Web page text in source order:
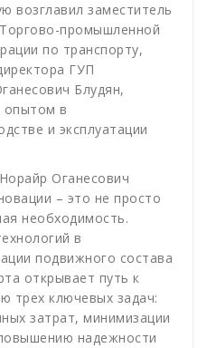
возглавил заместитель
промышленной
по транспорту,
ГУП
Блудян,
опытом в
и эксплуатации
Оганесович
– это не просто
необходимость.
в
подвижного состава
открывает путь к
трех ключевых задач:
затрат, минимизации
надежности